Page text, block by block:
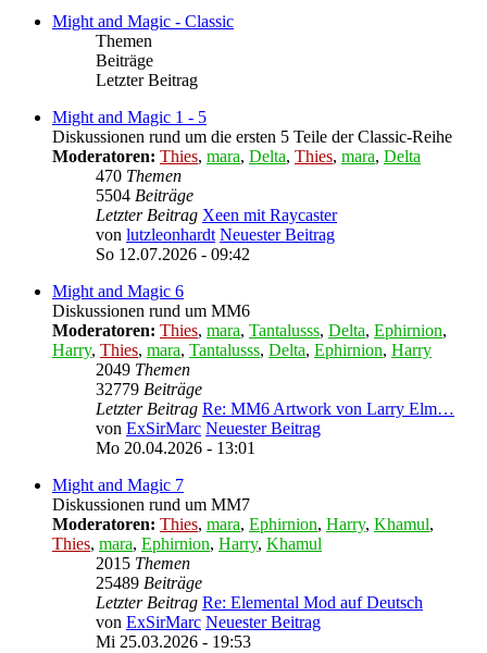
Might and Magic - Classic
Themen
Beiträge
Letzter Beitrag
Might and Magic 1 - 5
Diskussionen rund um die ersten 5 Teile der Classic-Reihe
Moderatoren: Thies, mara, Delta, Thies, mara, Delta
470 Themen
5504 Beiträge
Letzter Beitrag Xeen mit Raycaster
von lutzleonhardt Neuester Beitrag
So 12.07.2026 - 09:42
Might and Magic 6
Diskussionen rund um MM6
Moderatoren: Thies, mara, Tantalusss, Delta, Ephirnion,
Harry, Thies, mara, Tantalusss, Delta, Ephirnion, Harry
2049 Themen
32779 Beiträge
Letzter Beitrag Re: MM6 Artwork von Larry Elm…
von ExSirMarc Neuester Beitrag
Mo 20.04.2026 - 13:01
Might and Magic 7
Diskussionen rund um MM7
Moderatoren: Thies, mara, Ephirnion, Harry, Khamul,
Thies, mara, Ephirnion, Harry, Khamul
2015 Themen
25489 Beiträge
Letzter Beitrag Re: Elemental Mod auf Deutsch
von ExSirMarc Neuester Beitrag
Mi 25.03.2026 - 19:53